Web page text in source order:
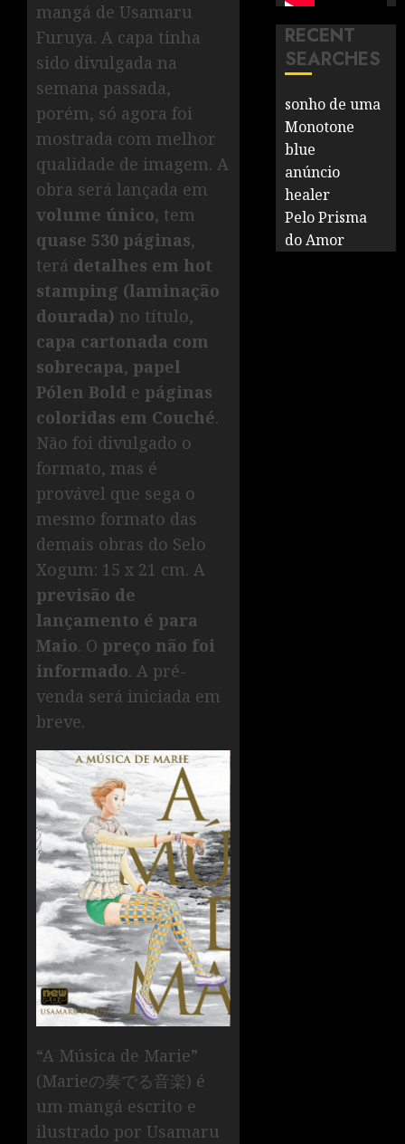
mangá de Usamaru
Furuya. A capa tinha
sido divulgada na
semana passada,
porém, só agora foi
mostrada com melhor
qualidade de imagem. A
obra será lançada em
volume único, tem
quase 530 páginas,
terá detalhes em hot
stamping (laminação
dourada) no título,
capa cartonada com
sobrecapa, papel
Pólen Bold e páginas
coloridas em Couché.
Não foi divulgado o
formato, mas é
provável que sega o
mesmo formato das
demais obras do Selo
Xogum: 15 x 21 cm. A
previsão de
lançamento é para
Maio. O preço não foi
informado. A pré-
venda será iniciada em
breve.
“A Música de Marie”
(Marieの奏でる音楽) é
um mangá escrito e
ilustrado por Usamaru
RECENT
SEARCHES
sonho de uma
Monotone
blue
anúncio
healer
Pelo Prisma
do Amor